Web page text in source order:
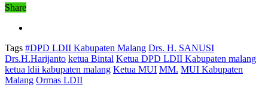
Share
Tags #DPD LDII Kabupaten Malang Drs. H. SANUSI
Drs.H.Harijanto ketua Bintal Ketua DPD LDII Kabupaten malang
ketua ldii kabupaten malang Ketua MUI MM. MUI Kabupaten
Malang Ormas LDII